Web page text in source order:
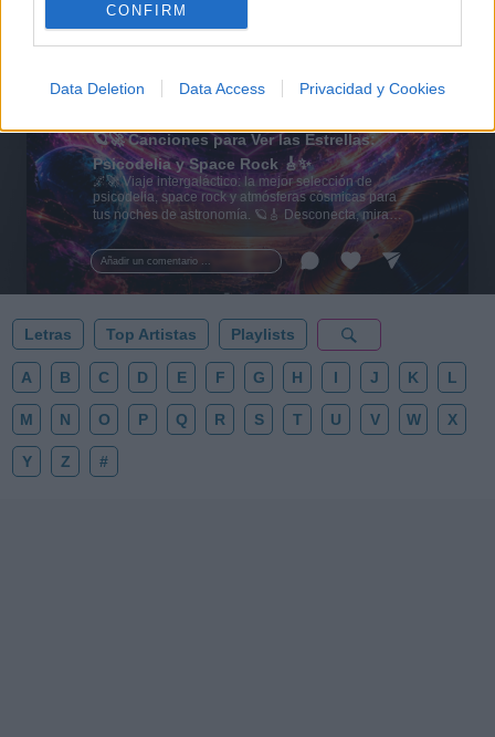
CONFIRM
Data Deletion Data Access Privacidad y Cookies
Añadir un comentario ...
🪐🚀 Canciones para Ver las Estrellas:
Psicodelia y Space Rock 🎸✨
🌌🚀 Viaje intergaláctico: la mejor selección de
psicodelia, space rock y atmósferas cósmicas para
tus noches de astronomía. 🪐🎸 Desconecta, mira
al firmamento y siente la gravedad cero. 💾 ¡Guarda
esta colección para tu próxima noche estrellada!
✨⭐
Letras Top Artistas Playlists
A B C D E F G H I J K L
M N O P Q R S T U V W X
Y Z #